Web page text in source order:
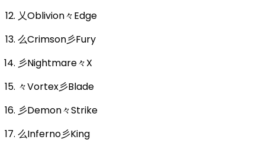
乂Oblivion々Edge
么Crimson彡Fury
彡Nightmare々X
々Vortex彡Blade
彡Demon々Strike
么Inferno彡King